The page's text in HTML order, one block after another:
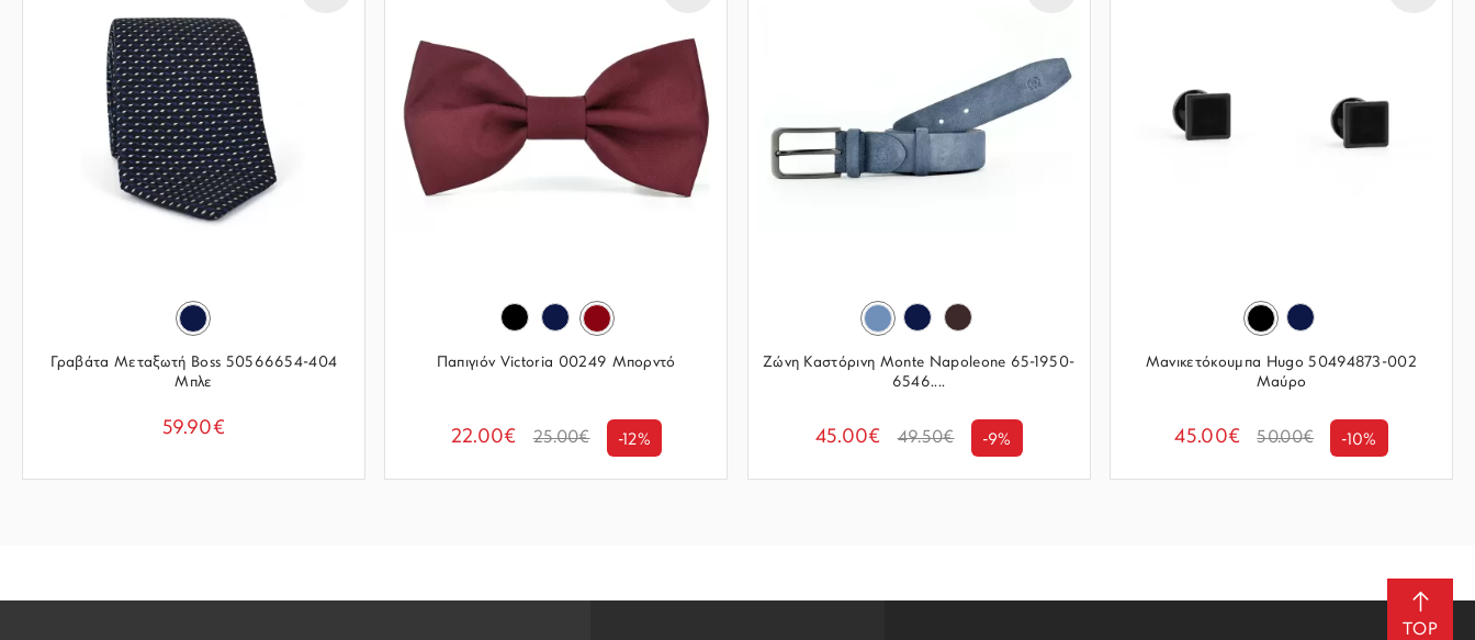
Γραβάτα Μεταξωτή Boss 50566654-404
Μπλε
59.90€
Παπιγιόν Victoria 00249 Μπορντό
22.00€ 25.00€ -12%
Ζώνη Καστόρινη Monte Napoleone 65-1950-
6546....
45.00€ 49.50€ -9%
Μανικετόκουμπα Hugo 50494873-002
Μαύρο
45.00€ 50.00€ -10%
TOP